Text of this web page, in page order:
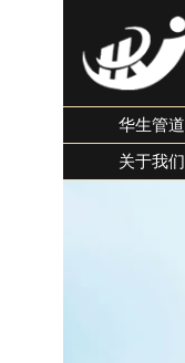
华生管道
关于我们